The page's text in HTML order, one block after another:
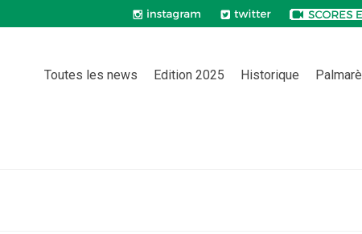
Toutes les news Edition 2025 Historique